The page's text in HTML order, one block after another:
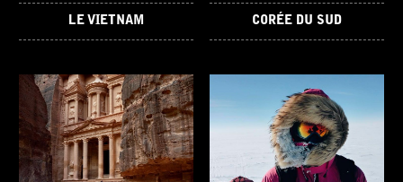
LE VIETNAM CORÉE DU SUD